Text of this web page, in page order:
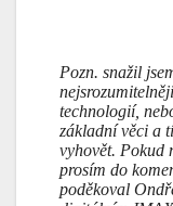
Pozn. snažil
technologií,
základní věci a
vyhovět. Pokud
prosím do
poděkoval